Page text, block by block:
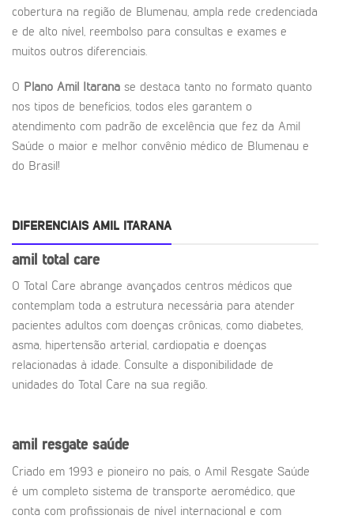
cobertura na região de Blumenau, ampla rede credenciada
e de alto nível, reembolso para consultas e exames e
muitos outros diferenciais.
O Plano Amil Itarana se destaca tanto no formato quanto
nos tipos de benefícios, todos eles garantem o
atendimento com padrão de excelência que fez da Amil
Saúde o maior e melhor convênio médico de Blumenau e
do Brasil!
DIFERENCIAIS AMIL ITARANA
amil total care
O Total Care abrange avançados centros médicos que
contemplam toda a estrutura necessária para atender
pacientes adultos com doenças crônicas, como diabetes,
asma, hipertensão arterial, cardiopatia e doenças
relacionadas à idade. Consulte a disponibilidade de
unidades do Total Care na sua região.
amil resgate saúde
Criado em 1993 e pioneiro no país, o Amil Resgate Saúde
é um completo sistema de transporte aeromédico, que
conta com profissionais de nível internacional e com